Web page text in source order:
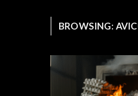
BROWSING: